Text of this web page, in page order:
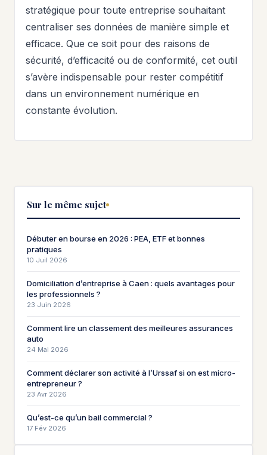
stratégique pour toute entreprise souhaitant
centraliser ses données de manière simple et
efficace. Que ce soit pour des raisons de
sécurité, d’efficacité ou de conformité, cet outil
s’avère indispensable pour rester compétitif
dans un environnement numérique en
constante évolution.
Sur le même sujet
Débuter en bourse en 2026 : PEA, ETF et bonnes
pratiques
10 Juil 2026
Domiciliation d’entreprise à Caen : quels avantages pour
les professionnels ?
23 Juin 2026
Comment lire un classement des meilleures assurances
auto
24 Mai 2026
Comment déclarer son activité à l’Urssaf si on est micro-
entrepreneur ?
23 Avr 2026
Qu’est-ce qu’un bail commercial ?
17 Fév 2026